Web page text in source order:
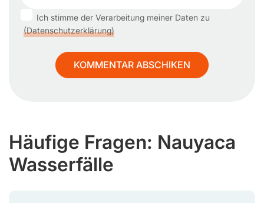
Ich stimme der Verarbeitung meiner Daten zu
(Datenschutzerklärung)
Häufige Fragen: Nauyaca
Wasserfälle